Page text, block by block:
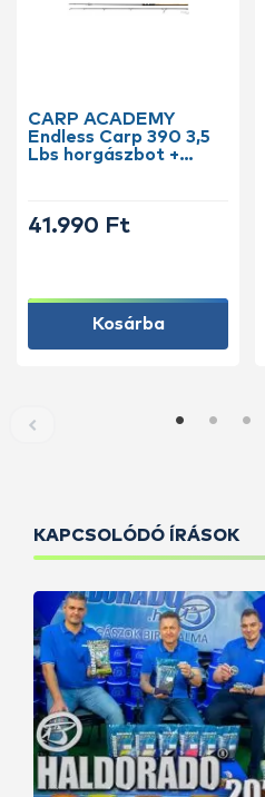
CARP ACADEMY
Endless Carp 390 3,5
Lbs horgászbot +
41.990 Ft
Kosárba
KAPCSOLÓDÓ ÍRÁSOK